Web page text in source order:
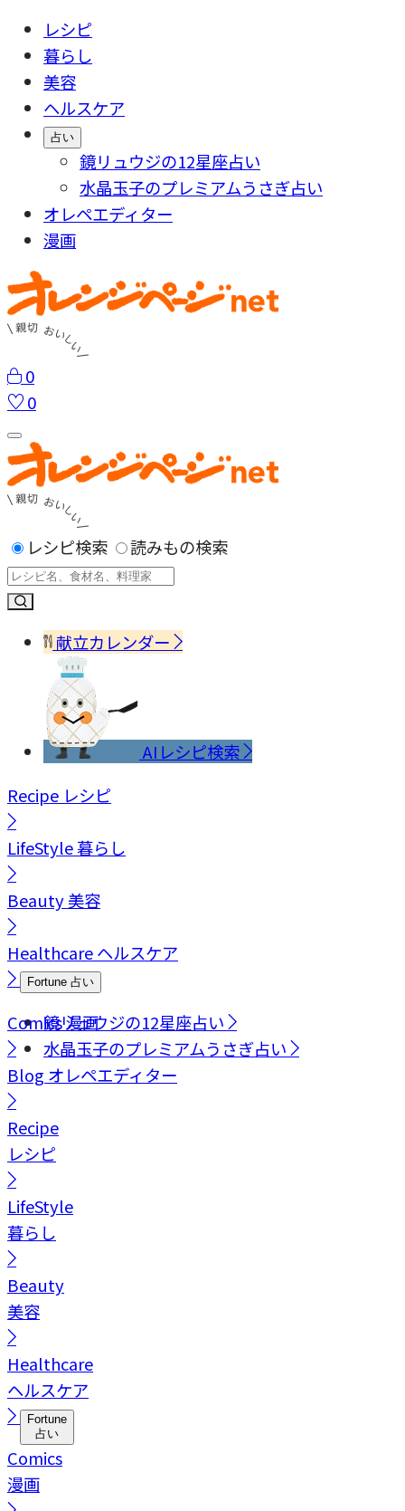
レシピ
暮らし
美容
ヘルスケア
占い
鏡リュウジの12星座占い
水晶玉子のプレミアムうさぎ占い
オレペエディター
漫画
0
0
レシピ検索 読みもの検索
献立カレンダー
AIレシピ検索
Recipe レシピ
LifeStyle暮らし
Beauty美容
Healthcareヘルスケア
Fortune 占い
鏡リュウジの12星座占い
水晶玉子のプレミアムうさぎ占い
Comics漫画
Blog オレペエディター
Recipe
レシピ
LifeStyle
暮らし
Beauty
美容
Healthcare
ヘルスケア
Fortune
占い
Comics
漫画